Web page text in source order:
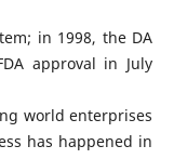
in 1998, the DA
approval in July
world enterprises
has happened in